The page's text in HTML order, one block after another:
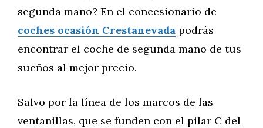
segunda mano? En el concesionario de
coches ocasión Crestanevada podrás
encontrar el coche de segunda mano de tus
sueños al mejor precio.
Salvo por la línea de los marcos de las
ventanillas, que se funden con el pilar C del